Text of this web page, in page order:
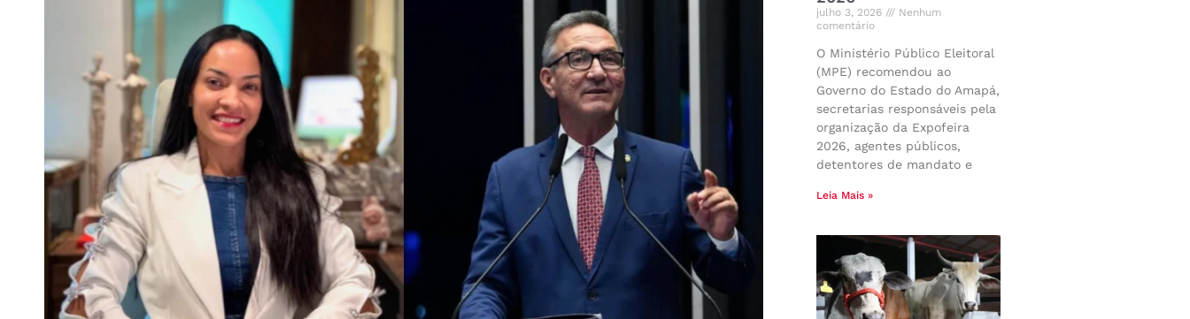
julho 3, 2026
Nenhum
comentário
O Ministério Público Eleitoral
(MPE) recomendou ao
Governo do Estado do Amapá,
secretarias responsáveis pela
organização da Expofeira
2026, agentes públicos,
detentores de mandato e
Leia Mais »